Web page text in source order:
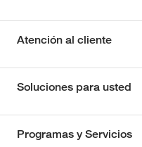
Atención al cliente
Soluciones para usted
Programas y Servicios